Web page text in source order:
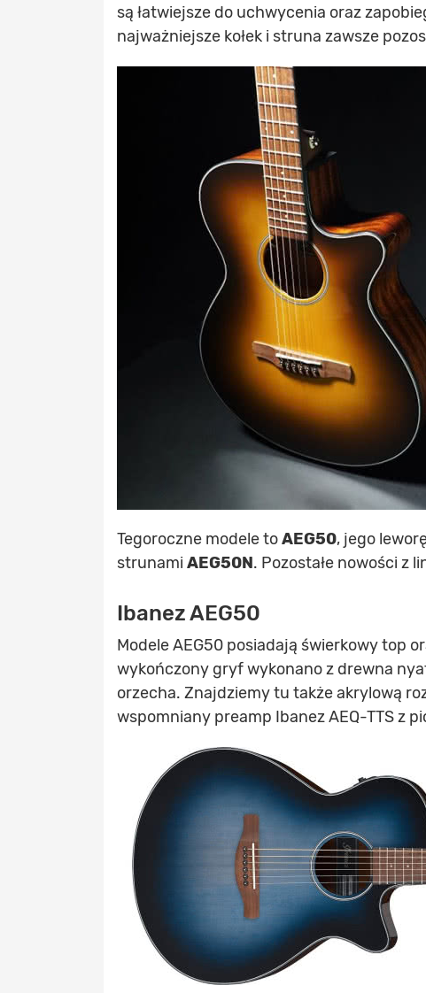
są łatwiejsze do uchwycenia oraz
najważniejsze kołek i struna zawsze
Tegoroczne modele toAEG50, jego
strunami AEG50N. Pozostałe nowości z
Ibanez AEG50
Modele AEG50 posiadają świerkowy top
wykończony gryf wykonano z drewna
orzecha. Znajdziemy tu także akrylową
wspomniany preamp Ibanez AEQ-TTS z